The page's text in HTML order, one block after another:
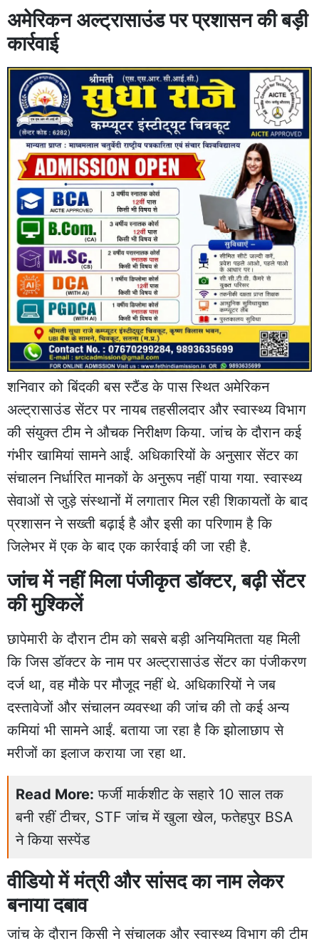
अमेरिकन अल्ट्रासाउंड पर प्रशासन की बड़ी
कार्रवाई
शनिवार को बिंदकी बस स्टैंड के पास स्थित अमेरिकन
अल्ट्रासाउंड सेंटर पर नायब तहसीलदार और स्वास्थ्य विभाग
की संयुक्त टीम ने औचक निरीक्षण किया. जांच के दौरान कई
गंभीर खामियां सामने आईं. अधिकारियों के अनुसार सेंटर का
संचालन निर्धारित मानकों के अनुरूप नहीं पाया गया. स्वास्थ्य
सेवाओं से जुड़े संस्थानों में लगातार मिल रही शिकायतों के बाद
प्रशासन ने सख्ती बढ़ाई है और इसी का परिणाम है कि
जिलेभर में एक के बाद एक कार्रवाई की जा रही है.
जांच में नहीं मिला पंजीकृत डॉक्टर, बढ़ी सेंटर
की मुश्किलें
छापेमारी के दौरान टीम को सबसे बड़ी अनियमितता यह मिली
कि जिस डॉक्टर के नाम पर अल्ट्रासाउंड सेंटर का पंजीकरण
दर्ज था, वह मौके पर मौजूद नहीं थे. अधिकारियों ने जब
दस्तावेजों और संचालन व्यवस्था की जांच की तो कई अन्य
कमियां भी सामने आईं. बताया जा रहा है कि झोलाछाप से
मरीजों का इलाज कराया जा रहा था.
Read More: फर्जी मार्कशीट के सहारे 10 साल तक
बनी रहीं टीचर, STF जांच में खुला खेल, फतेहपुर BSA
ने किया सस्पेंड
वीडियो में मंत्री और सांसद का नाम लेकर
बनाया दबाव
जांच के दौरान किसी ने संचालक और स्वास्थ्य विभाग की टीम